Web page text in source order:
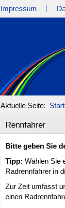
Impressum
Aktuelle Seite:
Rennfahrer
Bitte geben Sie
Tipp: Wählen Sie
Radrennfahrer in
Zur Zeit umfasst
einen